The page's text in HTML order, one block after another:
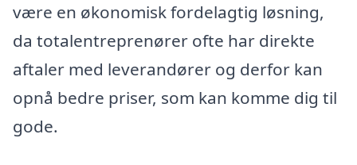
være en økonomisk fordelagtig løsning,
da totalentreprenører ofte har direkte
aftaler med leverandører og derfor kan
opnå bedre priser, som kan komme dig til
gode.